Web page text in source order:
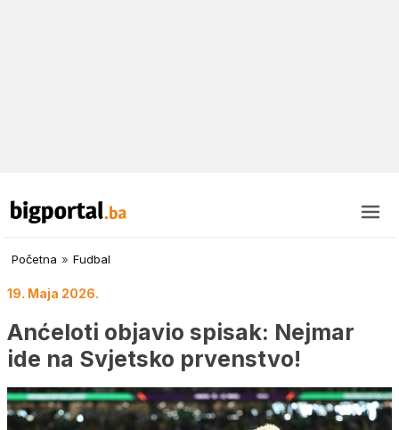
Početna » Fudbal
19. Maja 2026.
Anćeloti objavio spisak: Nejmar
ide na Svjetsko prvenstvo!